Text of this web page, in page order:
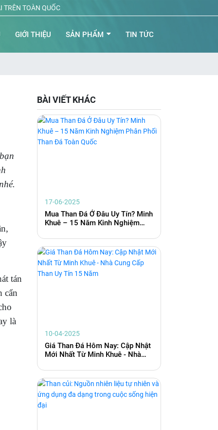
TRÊN TOÀN QUỐC
GIỚI THIỆU SẢN PHẨM TIN TỨC
tán
cẩn
là
BÀI VIẾT KHÁC
17-06-2025
Mua Than Đá Ở Đâu Uy Tín? Minh
Khuê – 15 Năm Kinh Nghiệm
10-04-2025
Giá Than Đá Hôm Nay: Cập Nhật
Mới Nhất Từ Minh Khuê - Nhà